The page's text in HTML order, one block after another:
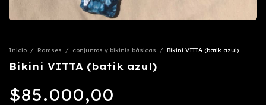
Inicio / Ramses / conjuntos y bikinis básicas / Bikini VITTA (batik azul)
Bikini VITTA (batik azul)
$85.000,00